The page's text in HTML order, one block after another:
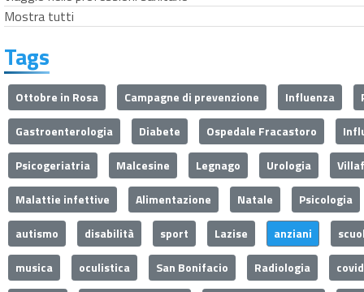
Mostra tutti
Tags
Ottobre in Rosa Campagne di prevenzione Influenza
Gastroenterologia
Diabete Ospedale Fracastoro
Psicogeriatria
Malcesine Legnago Urologia
Malattie infettive
Alimentazione Natale
Psicologia
autismo
disabilità sport Lazise anziani
musica
oculistica San Bonifacio Radiologia